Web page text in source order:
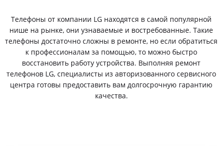
Телефоны от компании LG находятся в самой популярной
нише на рынке, они узнаваемые и востребованные. Такие
телефоны достаточно сложны в ремонте, но если обратиться
к профессионалам за помощью, то можно быстро
восстановить работу устройства. Выполняя ремонт
телефонов LG, специалисты из авторизованного сервисного
центра готовы предоставить вам долгосрочную гарантию
качества.